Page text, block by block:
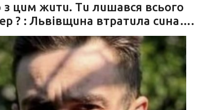
цuм жuтu. Тu лuшався всього
? : Львівщuна втратuла сuна….